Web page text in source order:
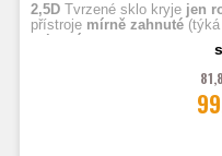
2,5D Tvrzené sklo kryje jen
přístroje mírně zahnuté
zahnutím.
Fotografie jsou ilustrační.